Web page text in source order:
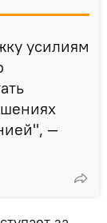
усилиям
—